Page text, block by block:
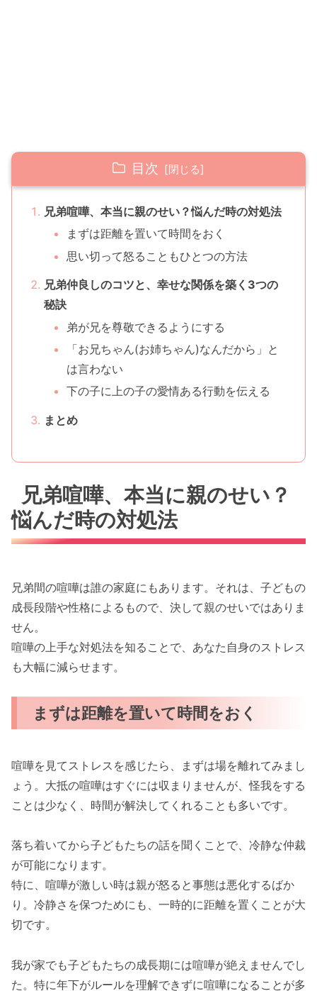
目次
兄弟喧嘩、本当に親のせい？悩んだ時の対処法
まずは距離を置いて時間をおく
思い切って怒ることもひとつの方法
兄弟仲良しのコツと、幸せな関係を築く3つの
秘訣
弟が兄を尊敬できるようにする
「お兄ちゃん(お姉ちゃん)なんだから」と
は言わない
下の子に上の子の愛情ある行動を伝える
まとめ
兄弟喧嘩、本当に親のせい？
悩んだ時の対処法
兄弟間の喧嘩は誰の家庭にもあります。それは、子どもの
成長段階や性格によるもので、決して親のせいではありま
せん。
喧嘩の上手な対処法を知ることで、あなた自身のストレス
も大幅に減らせます。
まずは距離を置いて時間をおく
喧嘩を見てストレスを感じたら、まずは場を離れてみまし
ょう。大抵の喧嘩はすぐには収まりませんが、怪我をする
ことは少なく、時間が解決してくれることも多いです。
落ち着いてから子どもたちの話を聞くことで、冷静な仲裁
が可能になります。
特に、喧嘩が激しい時は親が怒ると事態は悪化するばか
り。冷静さを保つためにも、一時的に距離を置くことが大
切です。
我が家でも子どもたちの成長期には喧嘩が絶えませんでし
た。特に年下がルールを理解できずに喧嘩になることが多